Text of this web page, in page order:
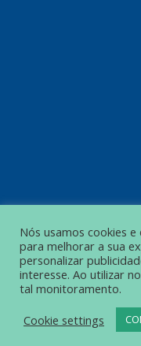
© Grupo Popular de
Nós usamos cookies
para melhorar a sua
personalizar
interesse. Ao utilizar
tal monitoramento.
Cookie settings